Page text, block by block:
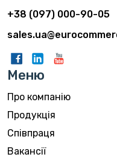
+38 (097) 000-90-05
Меню
Про компанію
Продукція
Співпраця
Вакансії